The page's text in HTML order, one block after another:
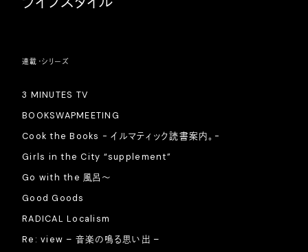
連載・シリーズ
3 MINUTES TV
BOOKSWAPMEETING
Cook the Books - イルマティック読書案内。-
Girls in the City “supplement”
Go with the 風呂〜
Good Goods
RADICAL Localism
Re: view – 音楽の鳴る思い出 –